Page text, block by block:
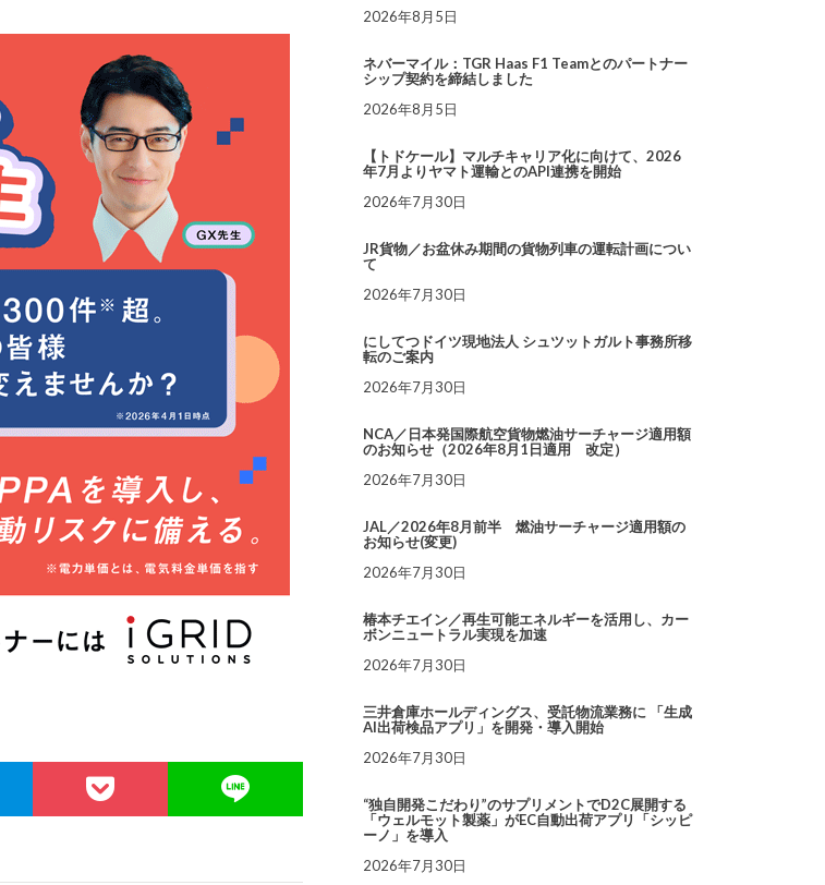
2026年8月5日
ネバーマイル：TGR Haas F1 Teamとのパートナー
シップ契約を締結しました
2026年8月5日
【トドケール】マルチキャリア化に向けて、2026
年7月よりヤマト運輸とのAPI連携を開始
2026年7月30日
JR貨物／お盆休み期間の貨物列車の運転計画につい
て
2026年7月30日
にしてつドイツ現地法人 シュツットガルト事務所移
転のご案内
2026年7月30日
NCA／日本発国際航空貨物燃油サーチャージ適用額
のお知らせ（2026年8月1日適用 改定）
2026年7月30日
JAL／2026年8月前半 燃油サーチャージ適用額の
お知らせ(変更)
2026年7月30日
椿本チエイン／再生可能エネルギーを活用し、カー
ボンニュートラル実現を加速
2026年7月30日
三井倉庫ホールディングス、受託物流業務に 「生成
AI出荷検品アプリ」を開発・導入開始
2026年7月30日
“独自開発こだわり”のサプリメントでD2C展開する
「ウェルモット製薬」がEC自動出荷アプリ「シッピ
ーノ」を導入
2026年7月30日